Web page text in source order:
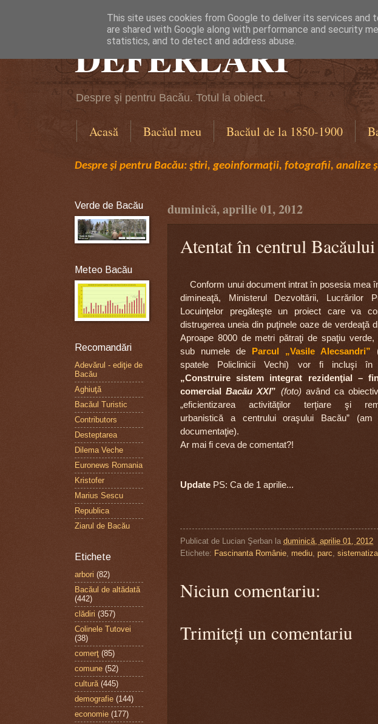
DEFERLĂRI
Despre şi pentru Bacău. Totul la obiect.
Acasă Bacăul meu Bacăul de la 1850-1900
Despre şi pentru Bacău: ştiri, geoinformaţii, fotografii, analize
duminică, aprilie 01, 2012
Atentat în centrul Bacăului
Conform unui document intrat în posesia mea
dimineaţă, Ministerul Dezvoltării, Lucrărilor
Locuinţelor pregăteşte un proiect care va
distrugerea uneia din puţinele oaze de verdeaţă
Aproape 8000 de metri pătraţi de spaţiu verde,
sub numele de
Parcul „Vasile Alecsandri”
spatele Policlinicii Vechi) vor fi incluşi în
„Construire sistem integrat rezidenţial –
comercialBacău XXI” (foto) având ca
„eficientizarea activităţilor terţiare şi
urbanistică a centrului oraşului Bacău”
documentaţie).
Ar mai fi ceva de comentat?!
Update PS: Ca de 1 aprilie...
Publicat de Lucian Şerban la duminică, aprilie 01, 2012
Etichete: Fascinanta Românie mediu parc
Niciun comentariu:
Trimiteți un comentariu
Verde de Bacău
Meteo Bacău
Recomandări
Adevărul - ediţie de
Bacău
Aghiuţă
Bacăul Turistic
Contributors
Desteptarea
Dilema Veche
Euronews Romania
Kristofer
Marius Sescu
Republica
Ziarul de Bacău
Etichete
arbori (82)
Bacăul de altădată
(442)
clădiri (357)
Colinele Tutovei
(38)
comerţ (85)
comune (52)
cultură (445)
demografie (144)
economie (177)
This site uses cookies from Google to deliver its services and
are shared with Google along with performance and security
statistics, and to detect and address abuse.